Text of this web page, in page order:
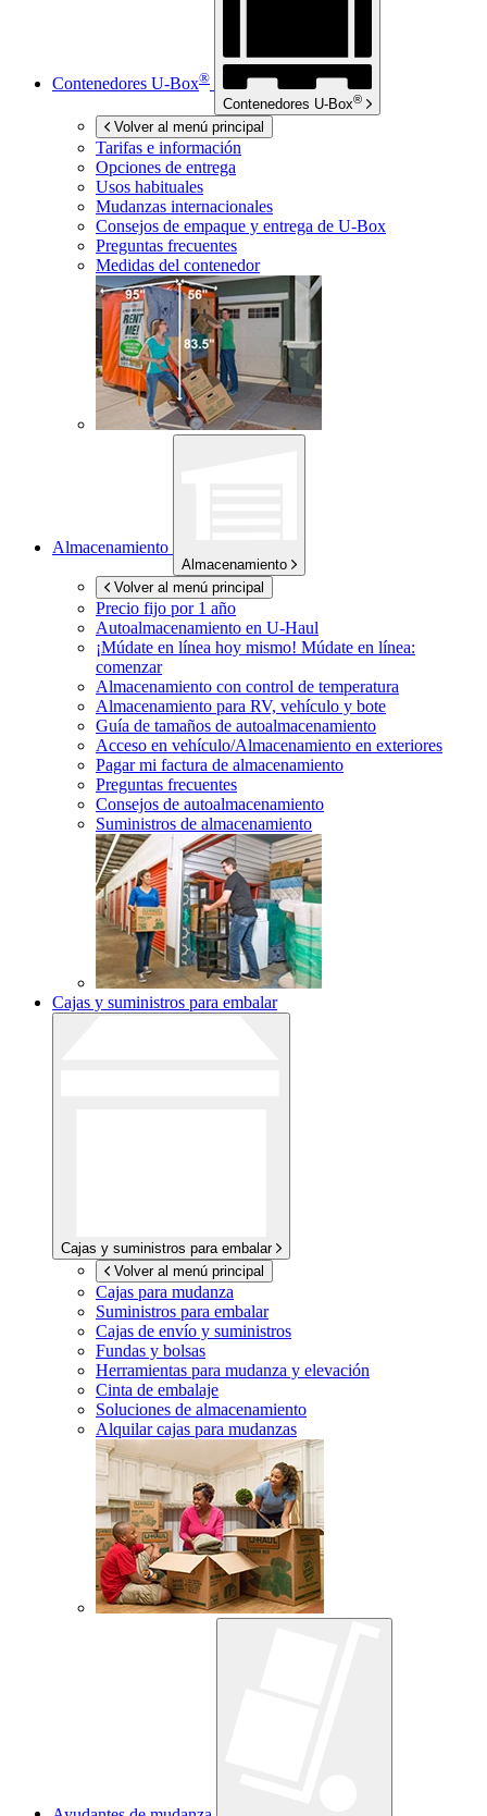
Contenedores U-Box®
Contenedores U-Box®
Volver al menú principal
Tarifas e información
Opciones de entrega
Usos habituales
Mudanzas internacionales
Consejos de empaque y entrega de U-Box
Preguntas frecuentes
Medidas del contenedor
Almacenamiento
Almacenamiento
Volver al menú principal
Precio fijo por 1 año
Autoalmacenamiento en U-Haul
¡Múdate en línea hoy mismo! Múdate en línea:
comenzar
Almacenamiento con control de temperatura
Almacenamiento para RV, vehículo y bote
Guía de tamaños de autoalmacenamiento
Acceso en vehículo/Almacenamiento en exteriores
Pagar mi factura de almacenamiento
Preguntas frecuentes
Consejos de autoalmacenamiento
Suministros de almacenamiento
Cajas y suministros para embalar
Cajas y suministros para embalar
Volver al menú principal
Cajas para mudanza
Suministros para embalar
Cajas de envío y suministros
Fundas y bolsas
Herramientas para mudanza y elevación
Cinta de embalaje
Soluciones de almacenamiento
Alquilar cajas para mudanzas